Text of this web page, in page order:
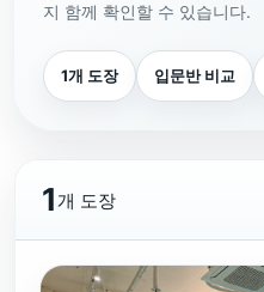
지 함께 확인할 수 있습니다.
1개 도장 입문반 비교
1 개 도장